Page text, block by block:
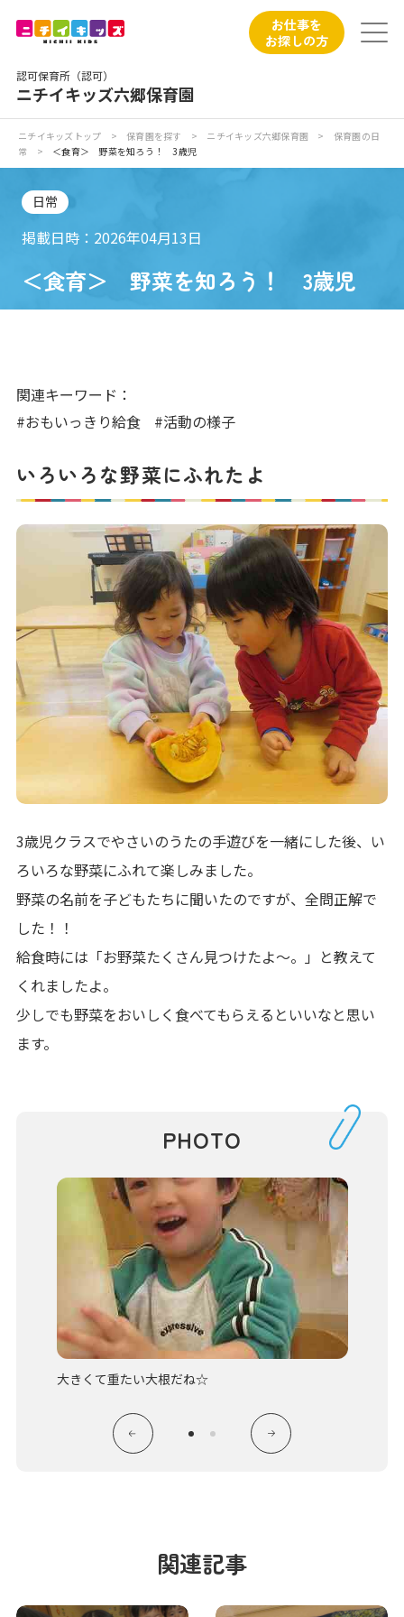
認可保育所（認可）
ニチイキッズ六郷保育園
お仕事を
お探しの方
ニチイが大切にしていること
お食事
入園の概要
写真販売サービス
各種書類
よくあるご質問
保育園に関するお問い合わせ
プライバシーポリシー サイトのご利用について
サイトマップ ニチイ学館オフィシャルサイト
ニチイキッズトップ > 保育園を探す > ニチイキッズ六郷保育園 >
保育園の日
常
> ＜食育＞ 野菜を知ろう！ 3歳児
日常
掲載日時：2026年04月13日
＜食育＞ 野菜を知ろう！ 3歳児
関連キーワード：
#おもいっきり給食
#活動の様子
いろいろな野菜にふれたよ
3歳児クラスでやさいのうたの手遊びを一緒にした後、い
ろいろな野菜にふれて楽しみました。
野菜の名前を子どもたちに聞いたのですが、全問正解で
した！！
給食時には「お野菜たくさん見つけたよ～。」と教えて
くれましたよ。
少しでも野菜をおいしく食べてもらえるといいなと思い
ます。
PHOTO
大きくて重たい大根だね☆
関連記事